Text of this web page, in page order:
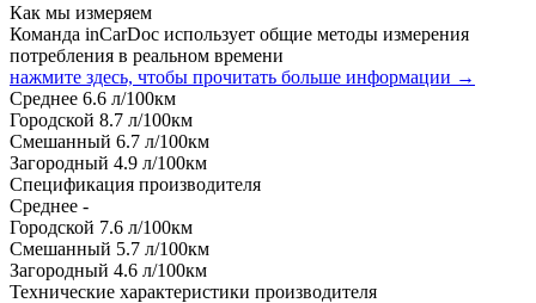
Как мы измеряем
Команда inCarDoc использует общие методы измерения
потребления в реальном времени
нажмите здесь, чтобы прочитать больше информации →
Среднее 6.6 л/100км
Городской 8.7 л/100км
Смешанный 6.7 л/100км
Загородный 4.9 л/100км
Спецификация производителя
Среднее -
Городской 7.6 л/100км
Смешанный 5.7 л/100км
Загородный 4.6 л/100км
Технические характеристики производителя